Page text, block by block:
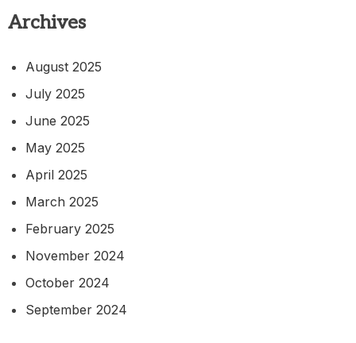
Archives
August 2025
July 2025
June 2025
May 2025
April 2025
March 2025
February 2025
November 2024
October 2024
September 2024